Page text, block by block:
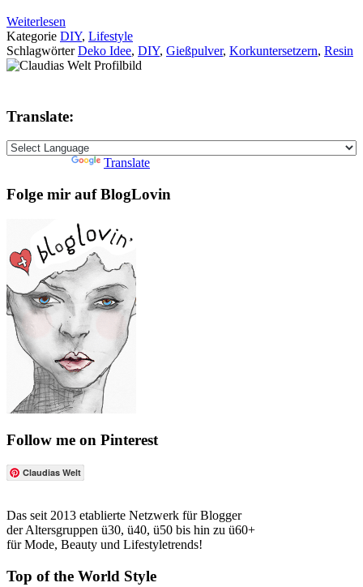
Weiterlesen
Kategorie DIY, Lifestyle
SchlagwörterDeko Idee, DIY, Gießpulver, Korkuntersetzern, Resin
Translate:
Translate
Folge mir auf BlogLovin
Follow me on Pinterest
Claudias Welt
Das seit 2013 etablierte Netzwerk für Blogger
der Altersgruppen ü30, ü40, ü50 bis hin zu ü60+
für Mode, Beauty und Lifestyletrends!
Top of the World Style